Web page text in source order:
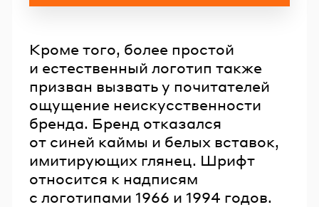
Кроме того, более простой
и естественный логотип также
призван вызвать у почитателей
ощущение неискусственности
бренда. Бренд отказался
от синей каймы и белых вставок,
имитирующих глянец. Шрифт
относится к надписям
с логотипами 1966 и 1994 годов.